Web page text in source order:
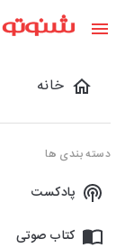
خانه
دسته بندی ها
پادکست
کتاب صوتی